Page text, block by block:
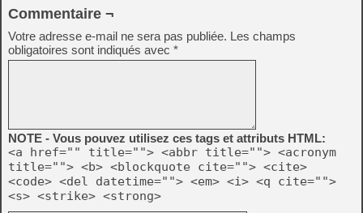
Commentaire ¬
Votre adresse e-mail ne sera pas publiée. Les champs
obligatoires sont indiqués avec *
NOTE - Vous pouvez utilisez ces tags et attributs HTML:
<a href="" title=""> <abbr title=""> <acronym
title=""> <b> <blockquote cite=""> <cite>
<code> <del datetime=""> <em> <i> <q cite="">
<s> <strike> <strong>